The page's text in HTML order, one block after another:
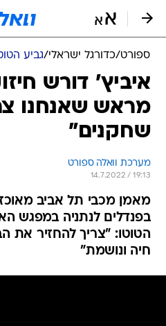
ספורט/כדורגל ישראלי/גביע
איביץ' דורש
מראש שאנחנו
שחקנים"
מערכת וואלה ספורט
14.7.2022 / 19:13
בפנדלים לנתניה במפגש
הטוטו: "צריך להחזיר את
חיה ונושמת"